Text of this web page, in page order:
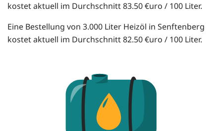
kostet aktuell im Durchschnitt 83.50 €uro / 100 Liter.
Eine Bestellung von 3.000 Liter Heizöl in Senftenberg
kostet aktuell im Durchschnitt 82.50 €uro / 100 Liter.